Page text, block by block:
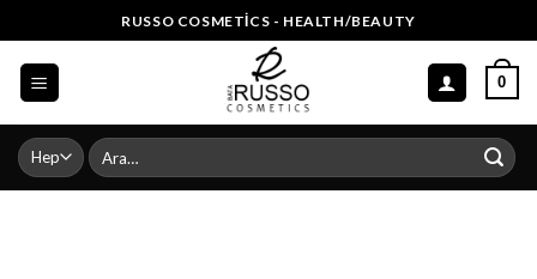
to
content
RUSSO COSMETICS - HEALTH/BEAUTY
0
Ara: